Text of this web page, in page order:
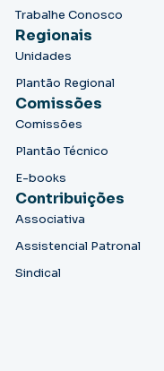
Trabalhe Conosco
Regionais
Unidades
Plantão Regional
Comissões
Comissões
Plantão Técnico
E-books
Contribuições
Associativa
Assistencial Patronal
Sindical